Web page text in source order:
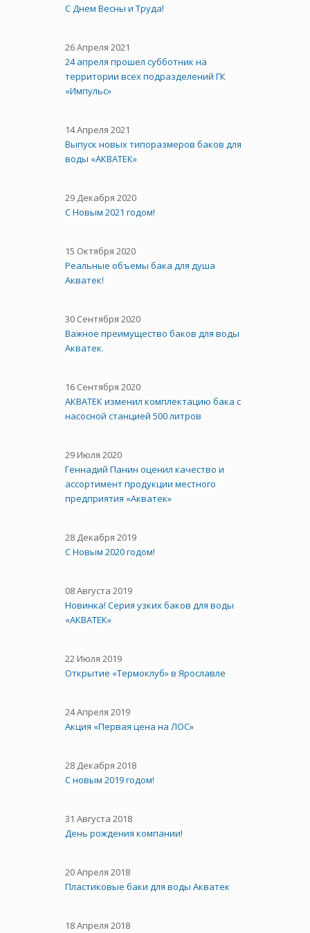
C Днем Весны и Труда!
26 Апреля 2021
24 апреля прошел субботник на
территории всех подразделений ГК
«Импульс»
14 Апреля 2021
Выпуск новых типоразмеров баков для
воды «АКВАТЕК»
29 Декабря 2020
С Новым 2021 годом!
15 Октября 2020
Реальные объемы бака для душа
Акватек!
30 Сентября 2020
Важное преимущество баков для воды
Акватек.
16 Сентября 2020
АКВАТЕК изменил комплектацию бака с
насосной станцией 500 литров
29 Июля 2020
Геннадий Панин оценил качество и
ассортимент продукции местного
предприятия «Акватек»
28 Декабря 2019
С Новым 2020 годом!
08 Августа 2019
Новинка! Серия узких баков для воды
«АКВАТЕК»
22 Июля 2019
Открытие «Термоклуб» в Ярославле
24 Апреля 2019
Акция «Первая цена на ЛОС»
28 Декабря 2018
С новым 2019 годом!
31 Августа 2018
День рождения компании!
20 Апреля 2018
Пластиковые баки для воды Акватек
18 Апреля 2018